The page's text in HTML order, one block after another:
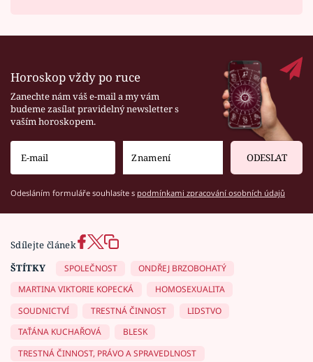
Horoskop vždy po ruce
Zanechte nám váš e-mail a my vám
budeme zasílat pravidelný newsletter s
vaším horoskopem.
ODESLAT
Odesláním formuláře souhlasíte s podmínkami zpracování osobních údajů
Sdílejte článek
ŠTÍTKY
SPOLEČNOST
ONDŘEJ BRZOBOHATÝ
MARTINA VIKTORIE KOPECKÁ
HOMOSEXUALITA
SOUDNICTVÍ
TRESTNÁ ČINNOST
LIDSTVO
TAŤÁNA KUCHAŘOVÁ
BLESK
TRESTNÁ ČINNOST, PRÁVO A SPRAVEDLNOST